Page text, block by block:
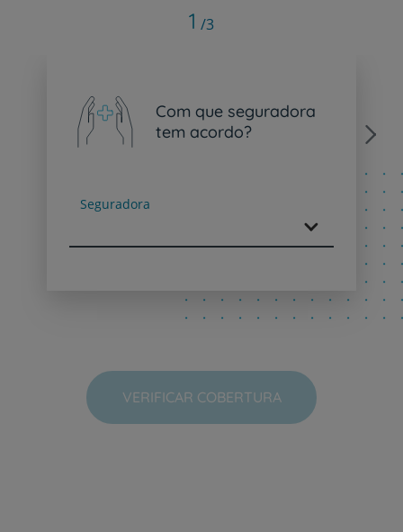
Com que seguradora
tem acordo?
Seguradora
Next
1 /3
VERIFICAR COBERTURA